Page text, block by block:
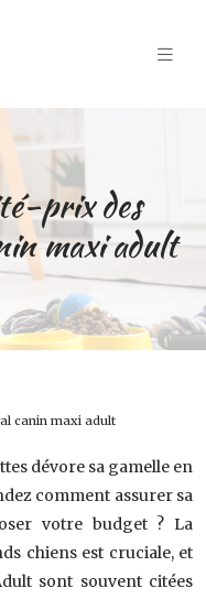
prix des
maxi adult
canin maxi adult
dévore sa gamelle en
comment assurer sa
votre budget ? La
chiens est cruciale, et
sont souvent citées